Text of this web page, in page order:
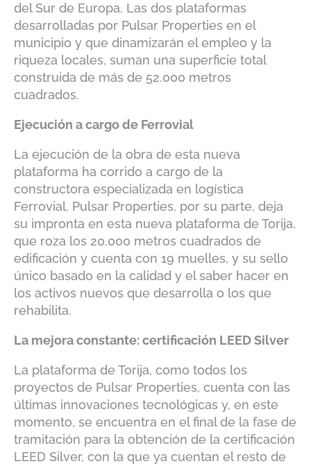
del Sur de Europa. Las dos plataformas
desarrolladas por Pulsar Properties en el
municipio y que dinamizarán el empleo y la
riqueza locales, suman una superficie total
construida de más de 52.000 metros
cuadrados.
Ejecución a cargo de Ferrovial
La ejecución de la obra de esta nueva
plataforma ha corrido a cargo de la
constructora especializada en logística
Ferrovial. Pulsar Properties, por su parte, deja
su impronta en esta nueva plataforma de Torija,
que roza los 20.000 metros cuadrados de
edificación y cuenta con 19 muelles, y su sello
único basado en la calidad y el saber hacer en
los activos nuevos que desarrolla o los que
rehabilita.
La mejora constante: certificación LEED Silver
La plataforma de Torija, como todos los
proyectos de Pulsar Properties, cuenta con las
últimas innovaciones tecnológicas y, en este
momento, se encuentra en el final de la fase de
tramitación para la obtención de la certificación
LEED Silver, con la que ya cuentan el resto de